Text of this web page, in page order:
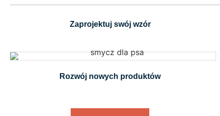
Zaprojektuj swój wzór
Rozwój nowych produktów